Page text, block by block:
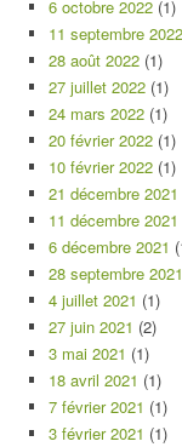
6 octobre 2022 (1)
11 septembre 2022
28 août 2022 (1)
27 juillet 2022 (1)
24 mars 2022 (1)
20 février 2022 (1)
10 février 2022 (1)
21 décembre 2021
11 décembre 2021
6 décembre 2021
28 septembre 2021
4 juillet 2021 (1)
27 juin 2021 (2)
3 mai 2021 (1)
18 avril 2021 (1)
7 février 2021 (1)
3 février 2021 (1)